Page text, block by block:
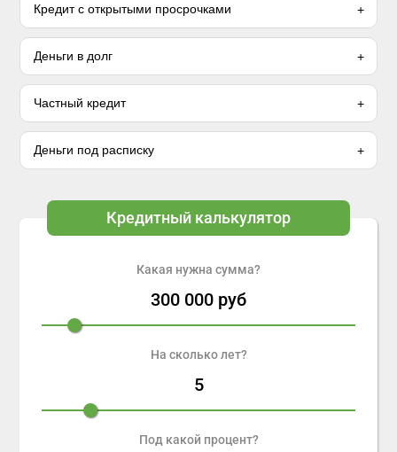
Кредит с открытыми просрочками
Деньги в долг
Частный кредит
Деньги под расписку
Кредитный калькулятор
Какая нужна сумма?
300 000 руб
На сколько лет?
5
Под какой процент?